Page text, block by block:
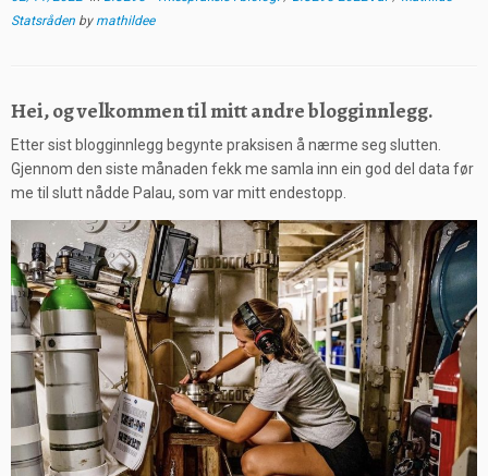
Statsråden by mathildee
Hei, og velkommen til mitt andre blogginnlegg.
Etter sist blogginnlegg begynte praksisen å nærme seg slutten.
Gjennom den siste månaden fekk me samla inn ein god del data før
me til slutt nådde Palau, som var mitt endestopp.